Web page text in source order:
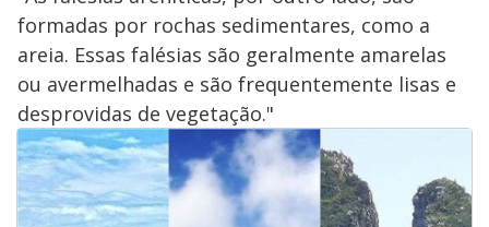
formadas por rochas sedimentares, como a
areia. Essas falésias são geralmente amarelas
ou avermelhadas e são frequentemente lisas e
desprovidas de vegetação."